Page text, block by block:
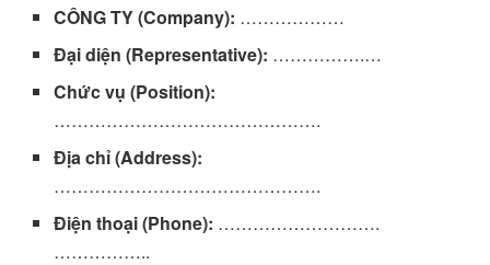
CÔNG TY (Company): ………………
Đại diện (Representative): …………….…
Chức vụ (Position):
……………………………………….
Địa chỉ (Address):
……………………………………….
Điện thoại (Phone): ……………………….
……………..